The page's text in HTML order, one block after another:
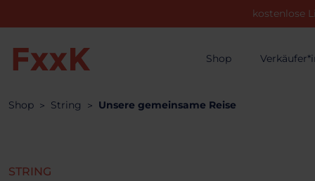
kostenlose
Shop
Shop String Unsere gemeinsame Reise
STRING